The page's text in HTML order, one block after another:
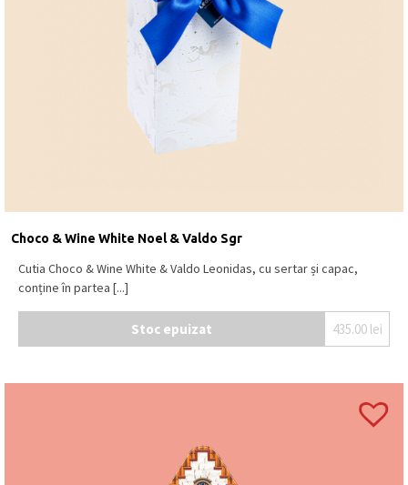
Choco & Wine White Noel & Valdo Sgr
Cutia Choco & Wine White & Valdo Leonidas, cu sertar și capac,
conține în partea [...]
Stoc epuizat 435.00 lei